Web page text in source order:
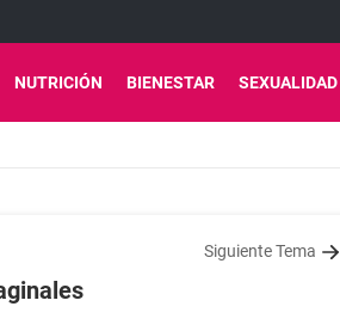
NUTRICIÓN BIENESTAR SEXUALIDAD
Siguiente Tema